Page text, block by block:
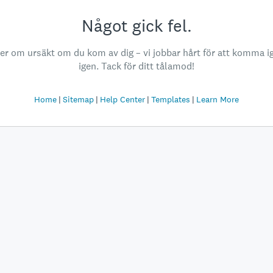
Något gick fel.
om ursäkt om du kom av dig – vi jobbar hårt för att komma
igen. Tack för ditt tålamod!
Home Sitemap Help Center Templates Learn More